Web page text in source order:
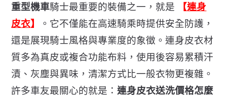
重型機車騎士最重要的裝備之一，就是 【連身
皮衣】
。它不僅能在高速騎乘時提供安全防護，
還是展現騎士風格與專業度的象徵。連身皮衣材
質多為真皮或複合功能布料，使用後容易累積汗
漬、 灰塵與異味，清潔方式比一般衣物更複雜。
許多車友最關心的就是：連身皮衣送洗價格怎麼